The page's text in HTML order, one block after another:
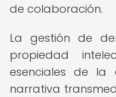
de colaboración.
La gestión de
propiedad
esenciales de la
narrativa